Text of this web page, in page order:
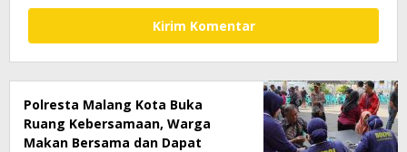
Polresta Malang Kota Buka
Ruang Kebersamaan, Warga
Makan Bersama dan Dapat